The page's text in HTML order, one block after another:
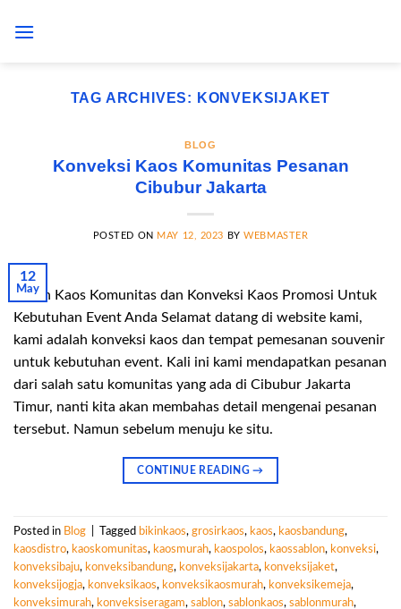
TAG ARCHIVES: KONVEKSIJAKET
BLOG
Konveksi Kaos Komunitas Pesanan
Cibubur Jakarta
POSTED ON MAY 12, 2023 BYWEBMASTER
12
May
Pesan Kaos Komunitas dan Konveksi Kaos Promosi Untuk
Kebutuhan Event Anda Selamat datang di website kami,
kami adalah konveksi kaos dan tempat pemesanan souvenir
untuk kebutuhan event. Kali ini kami mendapatkan pesanan
dari salah satu komunitas yang ada di Cibubur Jakarta
Timur, nanti kita akan membahas detail mengenai pesanan
tersebut. Namun sebelum menuju ke situ.
CONTINUE READING→
Posted in Blog Tagged bikinkaos, grosirkaos, kaos, kaosbandung,
kaosdistro, kaoskomunitas, kaosmurah, kaospolos, kaossablon, konveksi,
konveksibaju, konveksibandung, konveksijakarta, konveksijaket,
konveksijogja, konveksikaos, konveksikaosmurah, konveksikemeja,
konveksimurah, konveksiseragam, sablon, sablonkaos, sablonmurah,